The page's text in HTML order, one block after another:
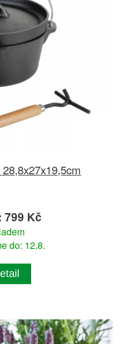
799 Kč
do: 12.8.